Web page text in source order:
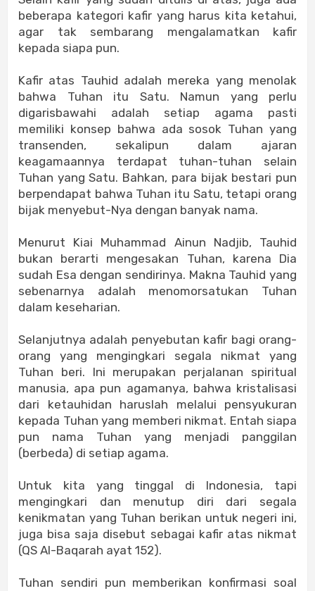
beberapa kategori kafir yang harus kita ketahui,
agar tak sembarang mengalamatkan kafir
kepada siapa pun.
Kafir atas Tauhid adalah mereka yang menolak
bahwa Tuhan itu Satu. Namun yang perlu
digarisbawahi adalah setiap agama pasti
memiliki konsep bahwa ada sosok Tuhan yang
transenden, sekalipun dalam ajaran
keagamaannya terdapat tuhan-tuhan selain
Tuhan yang Satu. Bahkan, para bijak bestari pun
berpendapat bahwa Tuhan itu Satu, tetapi orang
bijak menyebut-Nya dengan banyak nama.
Menurut Kiai Muhammad Ainun Nadjib, Tauhid
bukan berarti mengesakan Tuhan, karena Dia
sudah Esa dengan sendirinya. Makna Tauhid yang
sebenarnya adalah menomorsatukan Tuhan
dalam keseharian.
Selanjutnya adalah penyebutan kafir bagi orang-
orang yang mengingkari segala nikmat yang
Tuhan beri. Ini merupakan perjalanan spiritual
manusia, apa pun agamanya, bahwa kristalisasi
dari ketauhidan haruslah melalui pensyukuran
kepada Tuhan yang memberi nikmat. Entah siapa
pun nama Tuhan yang menjadi panggilan
(berbeda) di setiap agama.
Untuk kita yang tinggal di Indonesia, tapi
mengingkari dan menutup diri dari segala
kenikmatan yang Tuhan berikan untuk negeri ini,
juga bisa saja disebut sebagai kafir atas nikmat
(QS Al-Baqarah ayat 152).
Tuhan sendiri pun memberikan konfirmasi soal